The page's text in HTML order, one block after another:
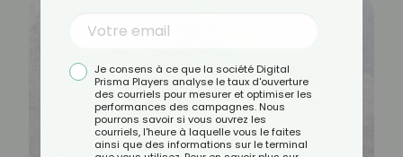
Je consens à ce que la société Digital
Prisma Players analyse le taux d'ouverture
des courriels pour mesurer et optimiser les
performances des campagnes. Nous
pourrons savoir si vous ouvrez les
courriels, l'heure à laquelle vous le faites
ainsi que des informations sur le terminal